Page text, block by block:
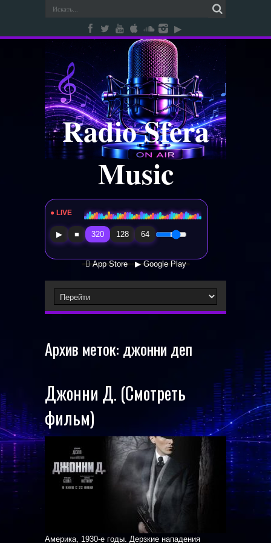
Radio Sfera
Music
● LIVE Radio Sfera Music
▶ ■ 320 128 64
 App Store ▶ Google Play
Архив меток: джонни деп
Джонни Д. (Смотреть
фильм)
Америка, 1930-е годы. Дерзкие нападения